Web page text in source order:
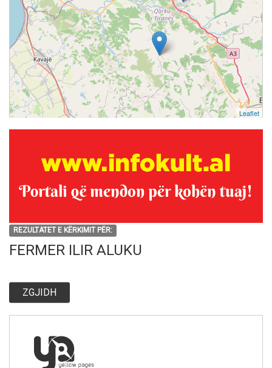
REZULTATET E KËRKIMIT PËR:
FERMER ILIR ALUKU
ZGJIDH
Leaflet